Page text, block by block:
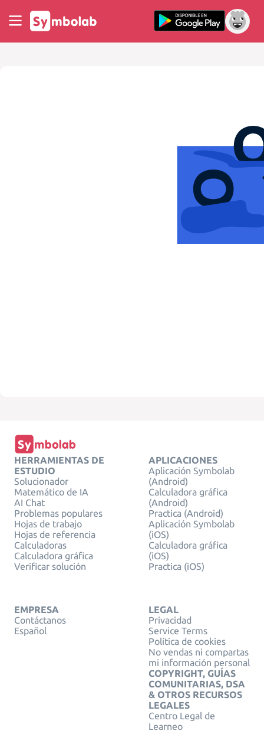
HERRAMIENTAS DE
ESTUDIO
Solucionador
Matemático de IA
AI Chat
Problemas populares
Hojas de trabajo
Hojas de referencia
Calculadoras
Calculadora gráfica
Verificar solución
APLICACIONES
Aplicación Symbolab
(Android)
Calculadora gráfica
(Android)
Practica (Android)
Aplicación Symbolab
(iOS)
Calculadora gráfica
(iOS)
Practica (iOS)
EMPRESA
Contáctanos
Español
LEGAL
Privacidad
Service Terms
Política de cookies
No vendas ni compartas
mi información personal
COPYRIGHT, GUÍAS
COMUNITARIAS, DSA
& OTROS RECURSOS
LEGALES
Centro Legal de
Learneo